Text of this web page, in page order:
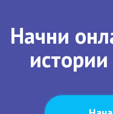
Начни